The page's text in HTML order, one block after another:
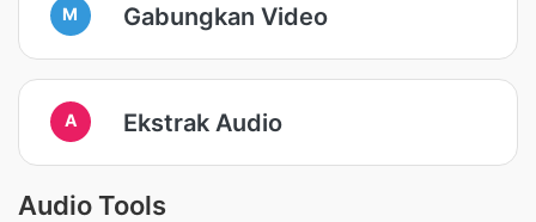
M Gabungkan Video
A Ekstrak Audio
Audio Tools